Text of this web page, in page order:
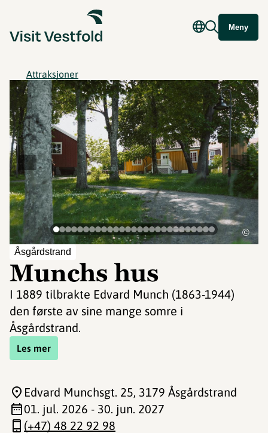
Meny
Attraksjoner
Åsgårdstrand
Munchs hus
I 1889 tilbrakte Edvard Munch (1863-1944)
den første av sine mange somre i
Åsgårdstrand.
Les mer
©
Edvard Munchsgt. 25, 3179 Åsgårdstrand
01. jul. 2026 - 30. jun. 2027
(+47) 48 22 92 98